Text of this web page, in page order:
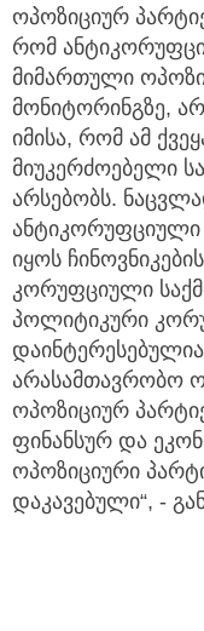
ოპოზიციურ
რომ
მიმართული
მონიტორინგზე,
იმისა, რომ ამ
მიუკერძოებელი
არსებობს.
ანტიკორუფციული
იყოს
კორუფციული
პოლიტიკური
არასამთავრობო
ოპოზიციურ
ფინანსურ და
ოპოზიციური
დაკავებული“, -